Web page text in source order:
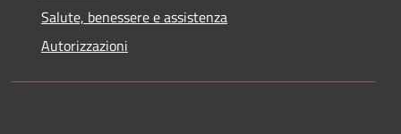
Salute, benessere e assistenza
Autorizzazioni